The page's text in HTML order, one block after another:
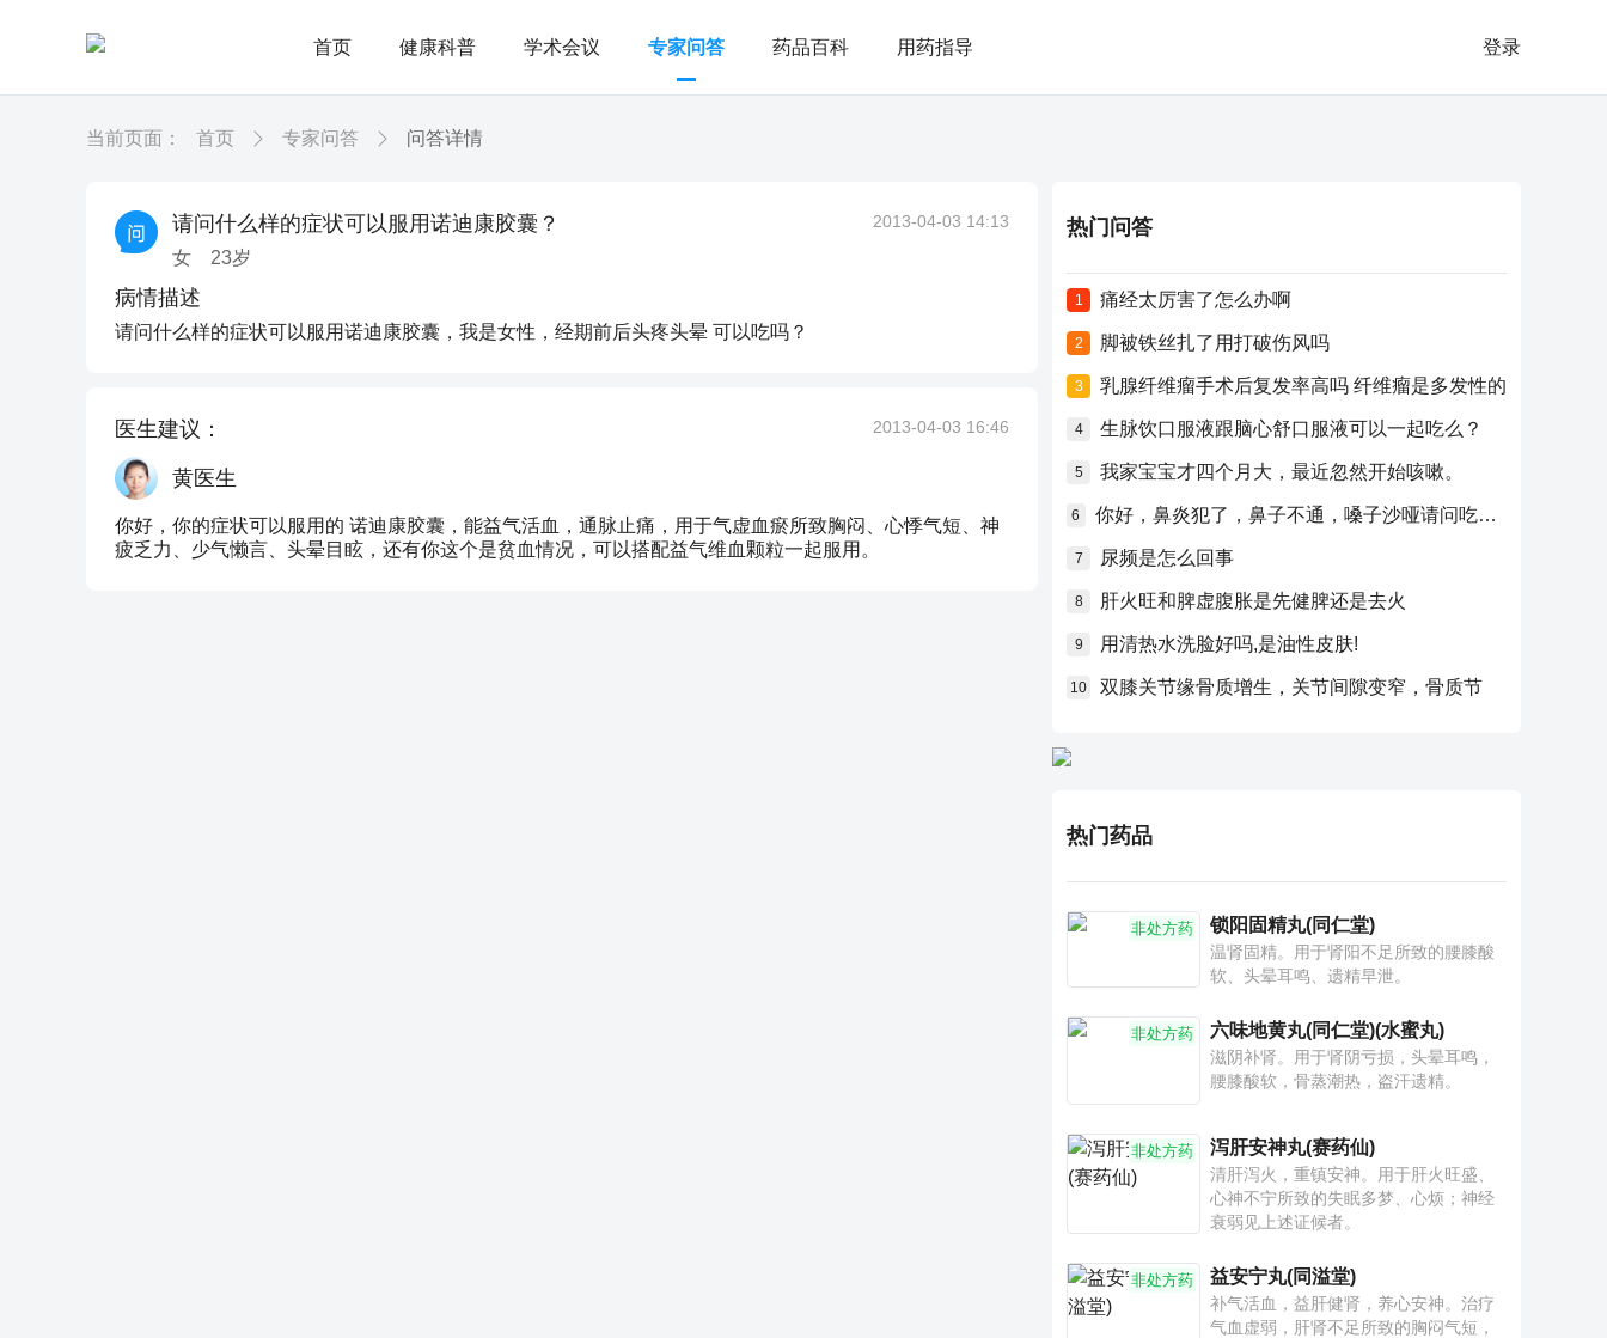
首页 健康科普 学术会议 专家问答 药品百科 用药指导 登录
当前页面： 首页 专家问答 问答详情
请问什么样的症状可以服用诺迪康胶囊？
女 23岁
2013-04-03 14:13
病情描述
请问什么样的症状可以服用诺迪康胶囊，我是女性，经期前后头疼头晕 可以吃吗？
医生建议： 2013-04-03 16:46
黄医生
你好，你的症状可以服用的 诺迪康胶囊，能益气活血，通脉止痛，用于气虚血瘀所致胸闷、心悸气短、神
疲乏力、少气懒言、头晕目眩，还有你这个是贫血情况，可以搭配益气维血颗粒一起服用。
热门问答
1 痛经太厉害了怎么办啊
2 脚被铁丝扎了用打破伤风吗
3 乳腺纤维瘤手术后复发率高吗 纤维瘤是多发性的
4 生脉饮口服液跟脑心舒口服液可以一起吃么？
5 我家宝宝才四个月大，最近忽然开始咳嗽。
6 你好，鼻炎犯了，鼻子不通，嗓子沙哑请问吃什么药比较好？
7 尿频是怎么回事
8 肝火旺和脾虚腹胀是先健脾还是去火
9 用清热水洗脸好吗,是油性皮肤!
10 双膝关节缘骨质增生，关节间隙变窄，骨质节
热门药品
非处方药 锁阳固精丸(同仁堂)
温肾固精。用于肾阳不足所致的腰膝酸
软、头晕耳鸣、遗精早泄。
非处方药 六味地黄丸(同仁堂)(水蜜丸)
滋阴补肾。用于肾阴亏损，头晕耳鸣，
腰膝酸软，骨蒸潮热，盗汗遗精。
非处方药 泻肝安神丸(赛药仙)
清肝泻火，重镇安神。用于肝火旺盛、
心神不宁所致的失眠多梦、心烦；神经
衰弱见上述证候者。
非处方药 益安宁丸(同溢堂)
补气活血，益肝健肾，养心安神。治疗
气血虚弱，肝肾不足所致的胸闷气短，